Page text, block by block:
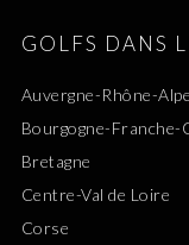
GOLFS DANS
Auvergne-Rhône-
Bourgogne-Franche-
Bretagne
Centre-Val de Loire
Corse